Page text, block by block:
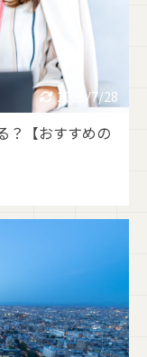
2026/7/28
？【おすすめの